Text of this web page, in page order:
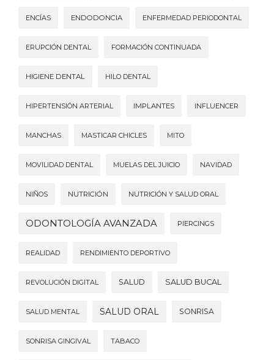
ENCÍAS ENDODONCIA ENFERMEDAD PERIODONTAL
ERUPCIÓN DENTAL FORMACIÓN CONTINUADA
HIGIENE DENTAL HILO DENTAL
HIPERTENSIÓN ARTERIAL IMPLANTES INFLUENCER
MANCHAS MASTICAR CHICLES MITO
MOVILIDAD DENTAL MUELAS DEL JUICIO NAVIDAD
NIÑOS NUTRICIÓN NUTRICIÓN Y SALUD ORAL
ODONTOLOGÍA AVANZADA PIERCINGS
REALIDAD RENDIMIENTO DEPORTIVO
REVOLUCIÓN DIGITAL SALUD SALUD BUCAL
SALUD MENTAL SALUD ORAL SONRISA
SONRISA GINGIVAL TABACO